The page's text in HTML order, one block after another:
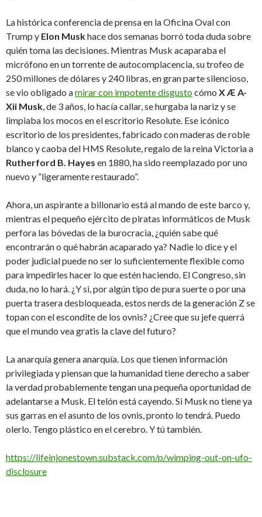
La histórica conferencia de prensa en la Oficina Oval con
Trump y Elon Muskhace dos semanas borró toda duda sobre
quién toma las decisiones. Mientras Musk acaparaba el
micrófono en un torrente de autocomplacencia, su trofeo de
250 millones de dólares y 240 libras, en gran parte silencioso,
se vio obligado amirar con impotente disgustocómo X Æ A-
Xii Musk , de 3 años, lo hacía callar, se hurgaba la nariz y se
limpiaba los mocos en el escritorio Resolute. Ese icónico
escritorio de los presidentes, fabricado con maderas de roble
blanco y caoba del HMS Resolute, regalo de la reina Victoria a
Rutherford B. Hayes en 1880, ha sido reemplazado por uno
nuevo y “ligeramente restaurado”.
Ahora, un aspirante a billonario está al mando de este barco y,
mientras el pequeño ejército de piratas informáticos de Musk
perfora las bóvedas de la burocracia, ¿quién sabe qué
encontrarán o qué habrán acaparado ya? Nadie lo dice y el
poder judicial puede no ser lo suficientemente flexible como
para impedirles hacer lo que estén haciendo. El Congreso, sin
duda, no lo hará. ¿Y si, por algún tipo de pura suerte o por una
puerta trasera desbloqueada, estos nerds de la generación Z se
topan con el escondite de los ovnis? ¿Cree que su jefe querrá
que el mundo vea gratis la clave del futuro?
La anarquía genera anarquía. Los que tienen información
privilegiada y piensan que la humanidad tiene derecho a saber
la verdad probablemente tengan una pequeña oportunidad de
adelantarse a Musk. El telón está cayendo. Si Musk no tiene ya
sus garras en el asunto de los ovnis, pronto lo tendrá. Puedo
olerlo. Tengo plástico en el cerebro. Y tú también.
https://lifeinjonestown.substack.com/p/wimping-out-on-ufo-
disclosure